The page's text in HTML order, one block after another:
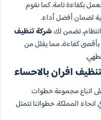
بكفاءة تامة. كما نقوم
لضمان أفضل أداء.
تضمن لك شركة تنظيف
كفاءة، مما يقلل من
افران بالاحساء
اتباع مجموعة خطوات
المملكة. خطواتنا تتمثل